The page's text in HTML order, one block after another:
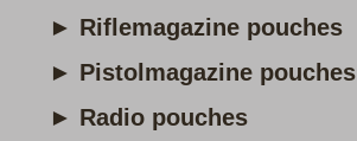
► Riflemagazine pouches
► Pistolmagazine pouches
► Radio pouches